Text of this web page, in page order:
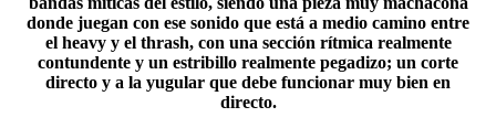
donde juegan con ese sonido que está a medio camino entre
el heavy y el thrash, con una sección rítmica realmente
contundente y un estribillo realmente pegadizo; un corte
directo y a la yugular que debe funcionar muy bien en
directo.